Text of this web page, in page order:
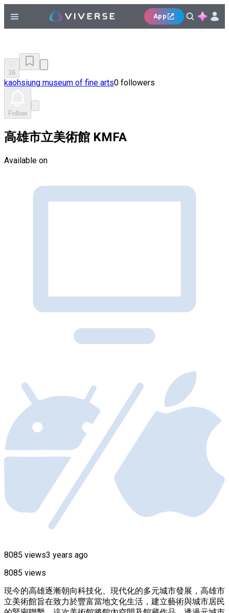
App
16
kaohsiung museum of fine arts0 followers
Follow
高雄市立美術館 KMFA
Available on
8085 views3 years ago
8085 views
現今的高雄逐漸朝向科技化、現代化的多元城市發展，高雄市
立美術館旨在致力於豐富當地文化生活，建立藝術與城市居民